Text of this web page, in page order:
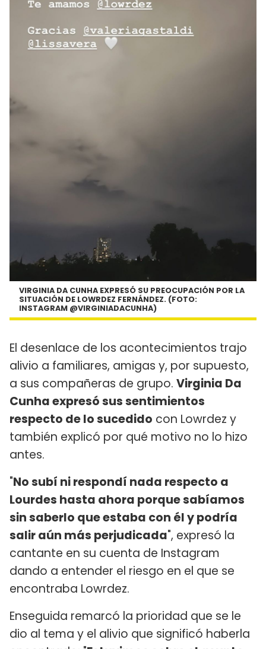
VIRGINIA DA CUNHA EXPRESÓ SU PREOCUPACIÓN POR LA
SITUACIÓN DE LOWRDEZ FERNÁNDEZ. (FOTO:
INSTAGRAM @VIRGINIADACUNHA)
El desenlace de los acontecimientos trajo
alivio a familiares, amigas y, por supuesto,
a sus compañeras de grupo. Virginia Da
Cunha expresó sus sentimientos
respecto de lo sucedido con Lowrdez y
también explicó por qué motivo no lo hizo
antes.
"No subí ni respondí nada respecto a
Lourdes hasta ahora porque sabíamos
sin saberlo que estaba con él y podría
salir aún más perjudicada", expresó la
cantante en su cuenta de Instagram
dando a entender el riesgo en el que se
encontraba Lowrdez.
Enseguida remarcó la prioridad que se le
dio al tema y el alivio que significó haberla